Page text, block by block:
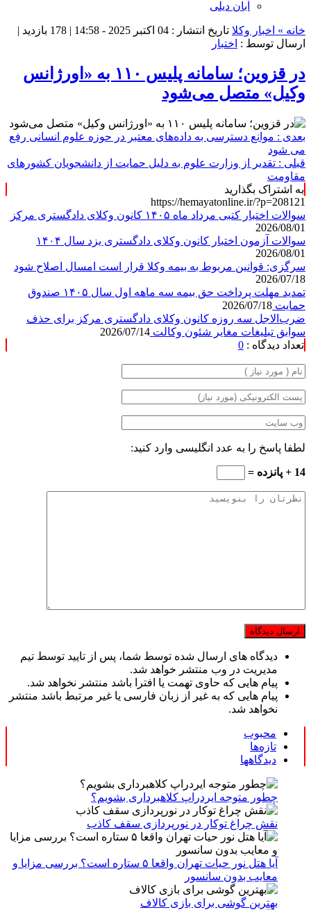
آبان دیلی
خانه » اخبار وکلا تاریخ انتشار : 04 اکتبر 2025 - 14:58 | 178 بازدید
|
ارسال توسط : اختبار
در قزوین؛ سامانه پلیس ۱۱۰ به «اورژانس
وکیل» متصل می‌شود
بعدی : موانع دسترسی به داده‌های معتبر در حوزه علوم انسانی رفع
می شود
قبلی : تقدیر از وزارت علوم به دلیل حمایت از دانشجویان کشورهای
مقاومت
به اشتراک بگذارید
https://hemayatonline.ir/?p=208121
سوالات اختبار کتبی مرداد ماه ۱۴۰۵ کانون وکلای دادگستری مرکز
2026/08/01
سوالات آزمون اختبار کانون وکلای دادگستری یزد سال ۱۴۰۴
2026/08/01
سرگزی: قوانین مربوط به بیمه وکلا قرار است امسال اصلاح شود
2026/07/18
تمدید مهلت پرداخت حق بیمه سه ماهه اول سال ۱۴۰۵ صندوق
حمایت 2026/07/18
ضرب‌الاجل سه روزه کانون وکلای دادگستری مرکز برای حذف
سوابق تبلیغات مغایر شئون وکالت 2026/07/14
تعداد دیدگاه : 0
لطفا پاسخ را به عدد انگلیسی وارد کنید:
14 + پانزده =
دیدگاه های ارسال شده توسط شما، پس از تایید توسط تیم
مدیریت در وب منتشر خواهد شد.
پیام هایی که حاوی تهمت یا افترا باشد منتشر نخواهد شد.
پیام هایی که به غیر از زبان فارسی یا غیر مرتبط باشد منتشر
نخواهد شد.
محبوب
تازه‌ها
دیدگاهها
چطور متوجه ایردراپ کلاهبرداری بشویم؟
نقش چراغ توکار در نورپردازی سقف کاذب
آیا هتل نور حیات تهران واقعا ۵ ستاره است؟ بررسی مزایا و
معایب بدون سانسور
بهترین گوشی برای بازی کالاف